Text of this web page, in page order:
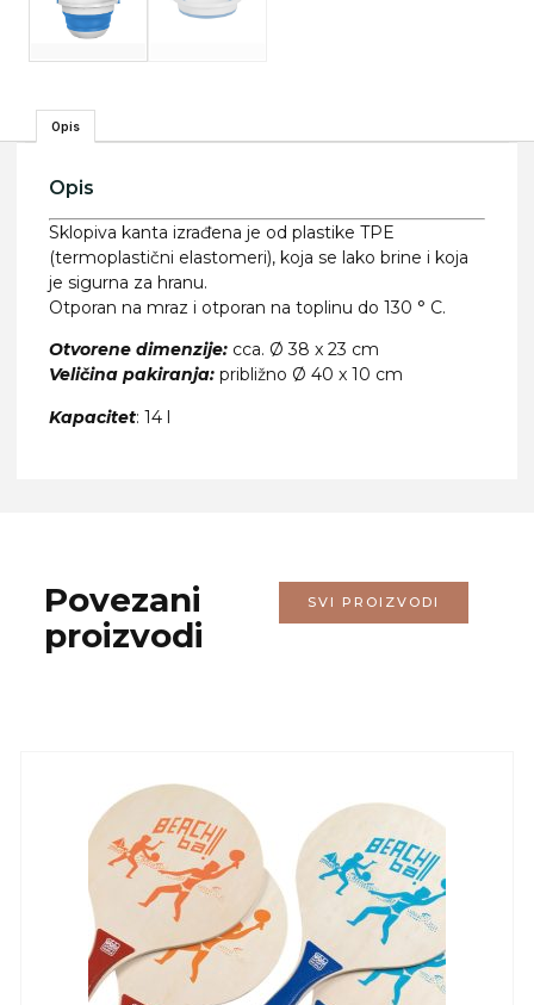
Opis
Opis
Sklopiva kanta izrađena je od plastike TPE
(termoplastični elastomeri), koja se lako brine i koja
je sigurna za hranu.
Otporan na mraz i otporan na toplinu do 130 ° C.
Otvorene dimenzije: cca. Ø 38 x 23 cm
Veličina pakiranja: približno Ø 40 x 10 cm
Kapacitet: 14 l
Povezani
proizvodi
SVI PROIZVODI